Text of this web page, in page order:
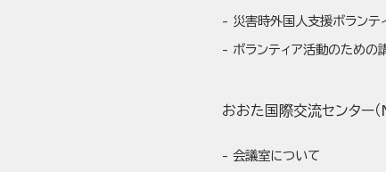
災害時外国人支援ボランテ
ボランティア活動のための
おおた国際交流センター
会議室について